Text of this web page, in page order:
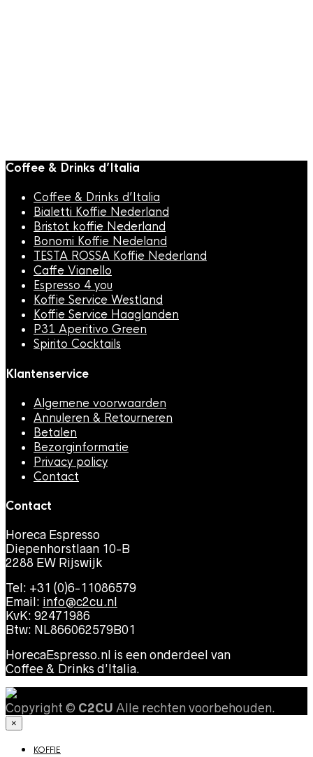
Coffee & Drinks d’Italia
Coffee & Drinks d’Italia
Bialetti Koffie Nederland
Bristot koffie Nederland
Bonomi Koffie Nedeland
TESTA ROSSA Koffie Nederland
Caffe Vianello
Espresso 4 you
Koffie Service Westland
Koffie Service Haaglanden
P31 Aperitivo Green
Spirito Cocktails
Klantenservice
Algemene voorwaarden
Annuleren & Retourneren
Betalen
Bezorginformatie
Privacy policy
Contact
Contact
Horeca Espresso
Diepenhorstlaan 10-B
2288 EW Rijswijk
Tel: +31 (0)6-11086579
Email: info@c2cu.nl
KvK: 92471986
Btw: NL866062579B01
HorecaEspresso.nl is een onderdeel van
Coffee & Drinks d’Italia.
Copyright © C2CU Alle rechten voorbehouden.
×
KOFFIE